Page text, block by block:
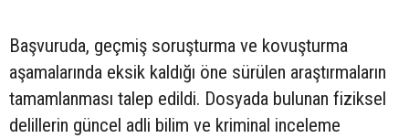
Başvuruda, geçmiş soruşturma ve kovuşturma
aşamalarında eksik kaldığı öne sürülen araştırmaların
tamamlanması talep edildi. Dosyada bulunan fiziksel
delillerin güncel adli bilim ve kriminal inceleme